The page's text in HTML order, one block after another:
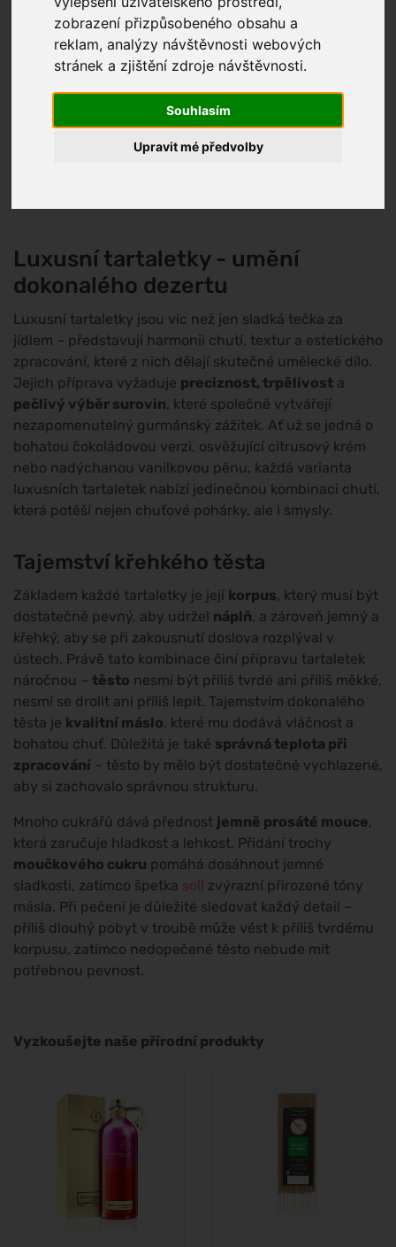
zobrazení přizpůsobeného obsahu a
reklam, analýzy návštěvnosti webových
stránek a zjištění zdroje návštěvnosti.
Souhlasím
Upravit mé předvolby
Luxusní tartaletky - umění
dokonalého dezertu
Luxusní tartaletky jsou víc než jen sladká tečka za
jídlem – představují harmonii chutí, textur a estetického
zpracování, které z nich dělají skutečné umělecké dílo.
Jejich příprava vyžaduje preciznost, trpělivost a
pečlivý výběr surovin, které společně vytvářejí
nezapomenutelný gurmánský zážitek. Ať už se jedná o
bohatou čokoládovou verzi, osvěžující citrusový krém
nebo nadýchanou vanilkovou pěnu, každá varianta
luxusních tartaletek nabízí jedinečnou kombinaci chutí,
která potěší nejen chuťové pohárky, ale i smysly.
Tajemství křehkého těsta
Základem každé tartaletky je její korpus, který musí být
dostatečně pevný, aby udržel náplň, a zároveň jemný a
křehký, aby se při zakousnutí doslova rozplýval v
ústech. Právě tato kombinace činí přípravu tartaletek
náročnou – těsto nesmí být příliš tvrdé ani příliš měkké,
nesmí se drolit ani příliš lepit. Tajemstvím dokonalého
těsta je kvalitní máslo, které mu dodává vláčnost a
bohatou chuť. Důležitá je také správná teplota při
zpracování – těsto by mělo být dostatečně vychlazené,
aby si zachovalo správnou strukturu.
Mnoho cukrářů dává přednost jemně prosáté mouce,
která zaručuje hladkost a lehkost. Přidání trochy
moučkového cukru pomáhá dosáhnout jemné
sladkosti, zatímco špetka soli zvýrazní přirozené tóny
másla. Při pečení je důležité sledovat každý detail –
příliš dlouhý pobyt v troubě může vést k příliš tvrdému
korpusu, zatímco nedopečené těsto nebude mít
potřebnou pevnost.
Vyzkoušejte naše přírodní produkty